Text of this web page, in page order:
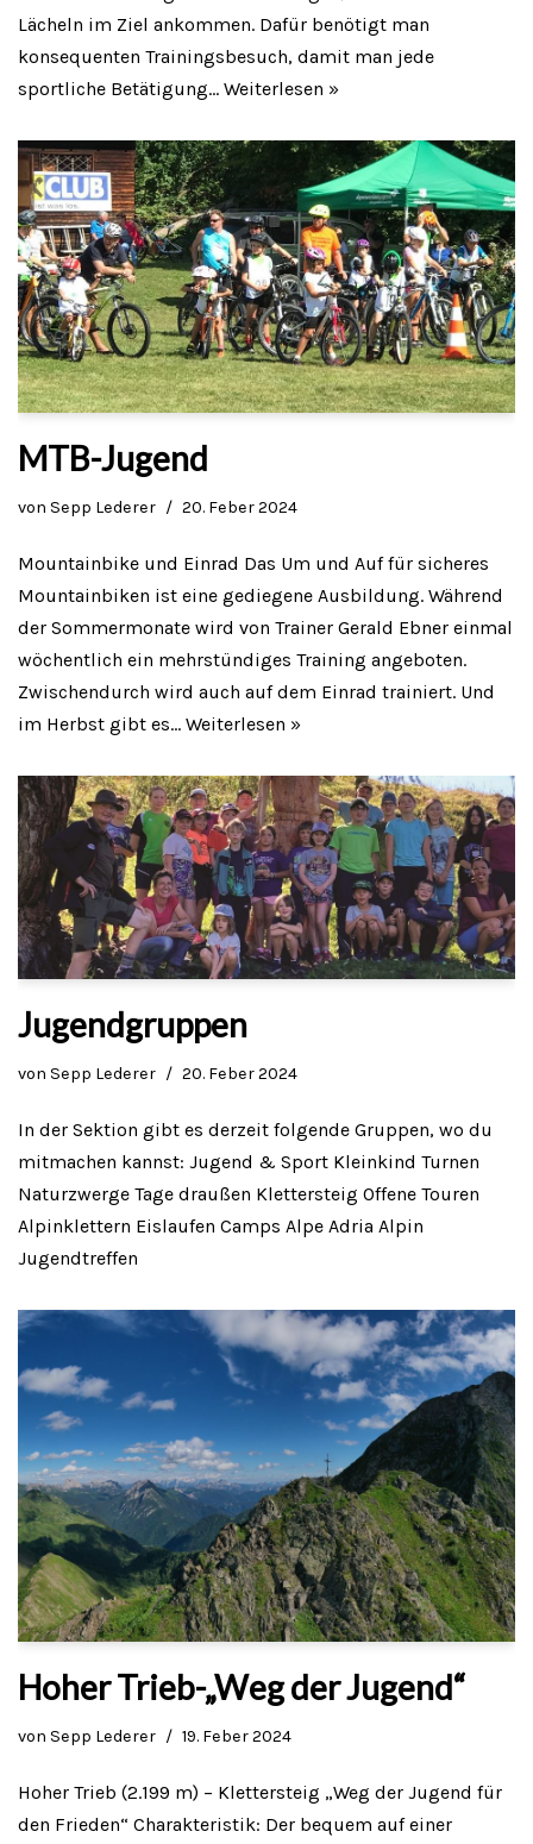
Lächeln im Ziel ankommen. Dafür benötigt man
konsequenten Trainingsbesuch, damit man jede
sportliche Betätigung… Weiterlesen »
MTB-Jugend
von Sepp Lederer 20. Feber 2024
Mountainbike und Einrad Das Um und Auf für sicheres
Mountainbiken ist eine gediegene Ausbildung. Während
der Sommermonate wird von Trainer Gerald Ebner einmal
wöchentlich ein mehrstündiges Training angeboten.
Zwischendurch wird auch auf dem Einrad trainiert. Und
im Herbst gibt es… Weiterlesen »
Jugendgruppen
von Sepp Lederer 20. Feber 2024
In der Sektion gibt es derzeit folgende Gruppen, wo du
mitmachen kannst: Jugend & Sport Kleinkind Turnen
Naturzwerge Tage draußen Klettersteig Offene Touren
Alpinklettern Eislaufen Camps Alpe Adria Alpin
Jugendtreffen
Hoher Trieb-„Weg der Jugend“
von Sepp Lederer 19. Feber 2024
Hoher Trieb (2.199 m) – Klettersteig „Weg der Jugend für
den Frieden“ Charakteristik: Der bequem auf einer